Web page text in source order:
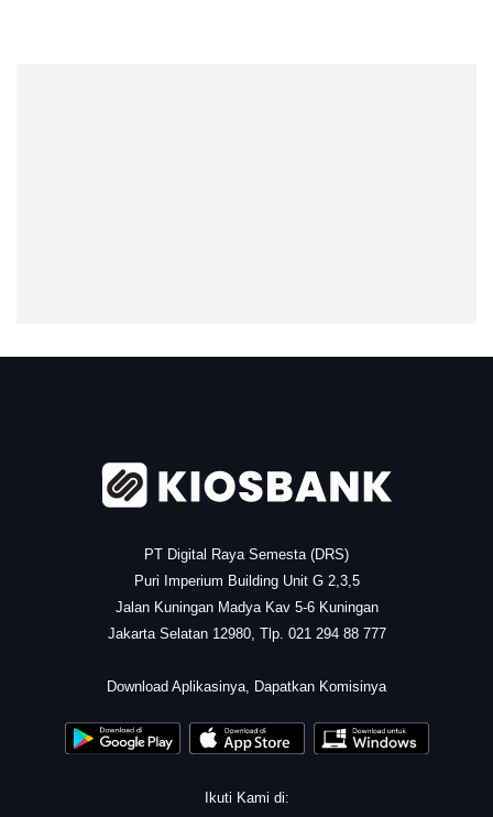
PT Digital Raya Semesta (DRS)
Puri Imperium Building Unit G 2,3,5
Jalan Kuningan Madya Kav 5-6 Kuningan
Jakarta Selatan 12980, Tlp. 021 294 88 777
Download Aplikasinya, Dapatkan Komisinya
Ikuti Kami di: